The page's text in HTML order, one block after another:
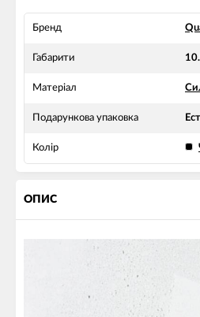
Бренд
Габарити
Матеріал
Подарункова упаковка
Колір
ОПИС